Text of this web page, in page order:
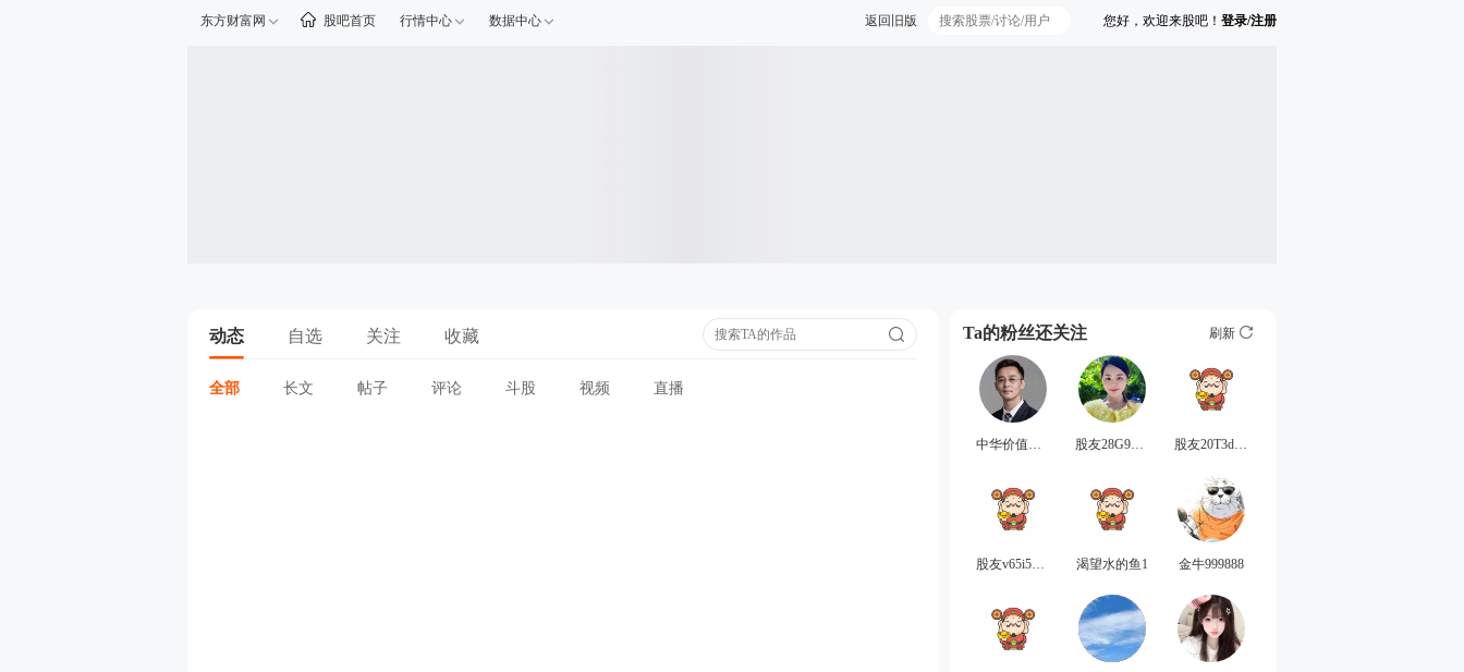
东方财富网 股吧首页 行情中心 数据中心 您好，欢迎来股吧！ 登录/注册
返回旧版
动态 自选 关注 收藏
全部 长文 帖子 评论 斗股 视频 直播
Ta的粉丝还关注 刷新
中华价值CEO 股友28G99816q6 股友20T3d96810
股友v65i550978 渴望水的鱼1 金牛999888